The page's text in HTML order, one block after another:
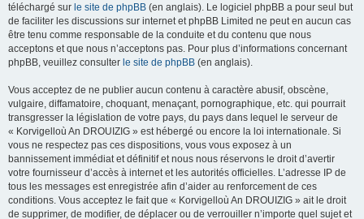
téléchargé sur le site de phpBB (en anglais). Le logiciel phpBB a pour seul but
de faciliter les discussions sur internet et phpBB Limited ne peut en aucun cas
être tenu comme responsable de la conduite et du contenu que nous
acceptons et que nous n’acceptons pas. Pour plus d’informations concernant
phpBB, veuillez consulter le site de phpBB (en anglais).
Vous acceptez de ne publier aucun contenu à caractère abusif, obscène,
vulgaire, diffamatoire, choquant, menaçant, pornographique, etc. qui pourrait
transgresser la législation de votre pays, du pays dans lequel le serveur de
« Korvigelloù An DROUIZIG » est hébergé ou encore la loi internationale. Si
vous ne respectez pas ces dispositions, vous vous exposez à un
bannissement immédiat et définitif et nous nous réservons le droit d’avertir
votre fournisseur d’accès à internet et les autorités officielles. L’adresse IP de
tous les messages est enregistrée afin d’aider au renforcement de ces
conditions. Vous acceptez le fait que « Korvigelloù An DROUIZIG » ait le droit
de supprimer, de modifier, de déplacer ou de verrouiller n’importe quel sujet et